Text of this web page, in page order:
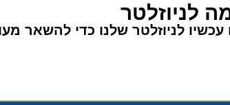
לניוזלטר שלנו כדי להשאר